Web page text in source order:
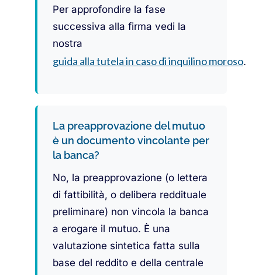
Per approfondire la fase
successiva alla firma vedi la
nostra
guida alla tutela in caso di inquilino moroso.
La preapprovazione del mutuo
è un documento vincolante per
la banca?
No, la preapprovazione (o lettera
di fattibilità, o delibera reddituale
preliminare) non vincola la banca
a erogare il mutuo. È una
valutazione sintetica fatta sulla
base del reddito e della centrale